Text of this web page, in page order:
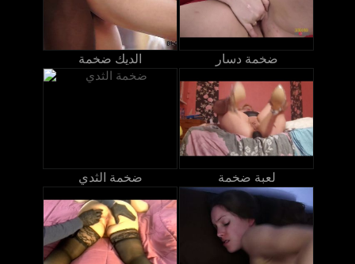
الديك ضخمة ضخمة دسار
ضخمة الثدي لعبة ضخمة